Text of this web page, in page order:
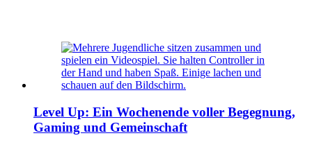
Level Up: Ein Wochenende voller Begegnung,
Gaming und Gemeinschaft